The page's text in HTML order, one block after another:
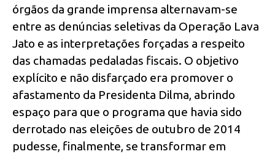
órgãos da grande imprensa alternavam-se
entre as denúncias seletivas da Operação Lava
Jato e as interpretações forçadas a respeito
das chamadas pedaladas fiscais. O objetivo
explícito e não disfarçado era promover o
afastamento da Presidenta Dilma, abrindo
espaço para que o programa que havia sido
derrotado nas eleições de outubro de 2014
pudesse, finalmente, se transformar em